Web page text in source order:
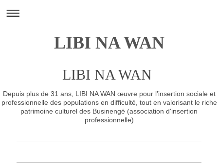
LIBI NA WAN
LIBI NA WAN
Depuis plus de 31 ans, LIBI NA WAN œuvre pour l’insertion sociale et
professionnelle des populations en difficulté, tout en valorisant le riche
patrimoine culturel des Businengé (association d'insertion
professionnelle)